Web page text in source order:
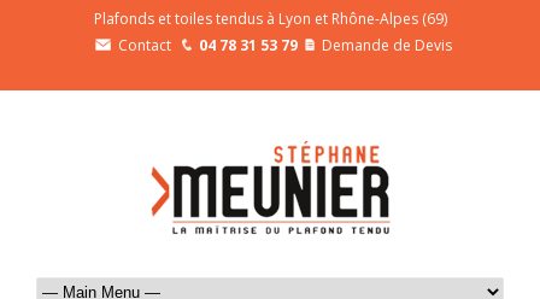
Plafonds et toiles tendus à Lyon et Rhône-Alpes (69)
Contact
04 78 31 53 79 Demande de Devis